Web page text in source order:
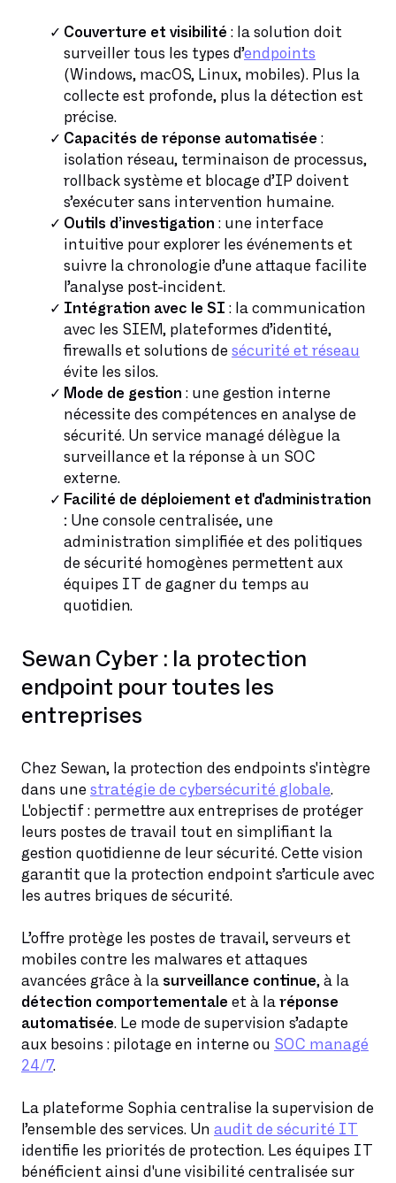
Couverture et visibilité : la solution doit
surveiller tous les types d’endpoints
(Windows, macOS, Linux, mobiles). Plus la
collecte est profonde, plus la détection est
précise.
Capacités de réponse automatisée :
isolation réseau, terminaison de processus,
rollback système et blocage d’IP doivent
s’exécuter sans intervention humaine.
Outils d’investigation : une interface
intuitive pour explorer les événements et
suivre la chronologie d’une attaque facilite
l’analyse post-incident.
Intégration avec le SI : la communication
avec les SIEM, plateformes d’identité,
firewalls et solutions de sécurité et réseau
évite les silos.
Mode de gestion : une gestion interne
nécessite des compétences en analyse de
sécurité. Un service managé délègue la
surveillance et la réponse à un SOC
externe.
Facilité de déploiement et d'administration
: Une console centralisée, une
administration simplifiée et des politiques
de sécurité homogènes permettent aux
équipes IT de gagner du temps au
quotidien.
Sewan Cyber : la protection
endpoint pour toutes les
entreprises
Chez Sewan, la protection des endpoints s'intègre
dans une stratégie de cybersécurité globale.
L'objectif : permettre aux entreprises de protéger
leurs postes de travail tout en simplifiant la
gestion quotidienne de leur sécurité. Cette vision
garantit que la protection endpoint s’articule avec
les autres briques de sécurité.
L’offre protège les postes de travail, serveurs et
mobiles contre les malwares et attaques
avancées grâce à la surveillance continue, à la
détection comportementale et à la réponse
automatisée. Le mode de supervision s’adapte
aux besoins : pilotage en interne ou SOC managé
24/7.
La plateforme Sophia centralise la supervision de
l’ensemble des services. Un audit de sécurité IT
identifie les priorités de protection. Les équipes IT
bénéficient ainsi d'une visibilité centralisée sur